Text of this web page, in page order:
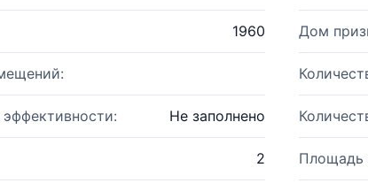
1960 Дом
Не заполнено
2 Площадь